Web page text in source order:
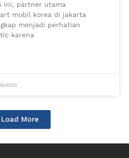
ini, partner utama
mobil korea di jakarta
menjadi perhatian
karena
Load More